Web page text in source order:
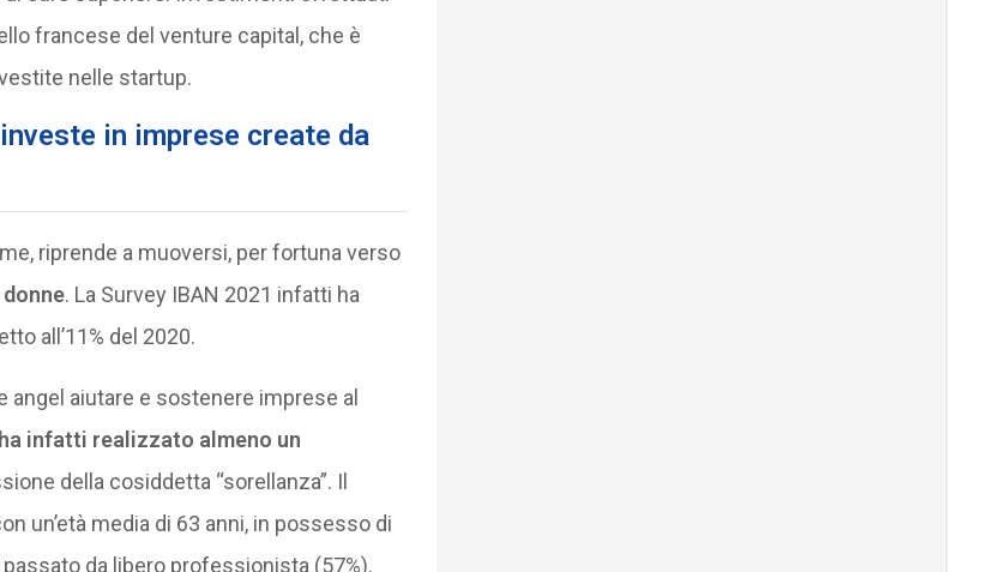
francese del venture capital, che è
nelle startup.
in imprese create da
riprende a muoversi, per fortuna verso
. La Survey IBAN 2021 infatti ha
all’11% del 2020.
angel aiutare e sostenere imprese al
infatti realizzato almeno un
della cosiddetta “sorellanza”. Il
un’età media di 63 anni, in possesso di
da libero professionista (57%).